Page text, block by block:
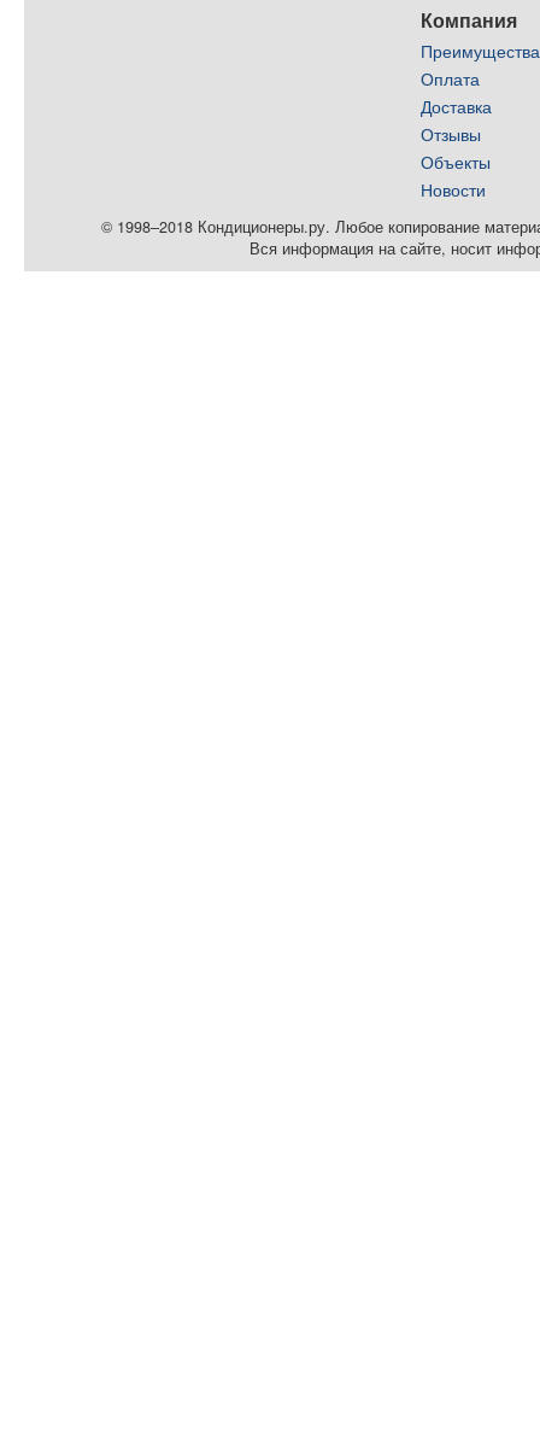
Компания
Преимущества
Оплата
Доставка
Отзывы
Объекты
Новости
© 1998–2018 Кондиционеры.ру. Любое копирование
Вся информация на сайте, носит